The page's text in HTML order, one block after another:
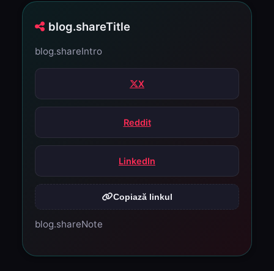
blog.shareTitle
blog.shareIntro
X
Reddit
LinkedIn
Copiază linkul
blog.shareNote